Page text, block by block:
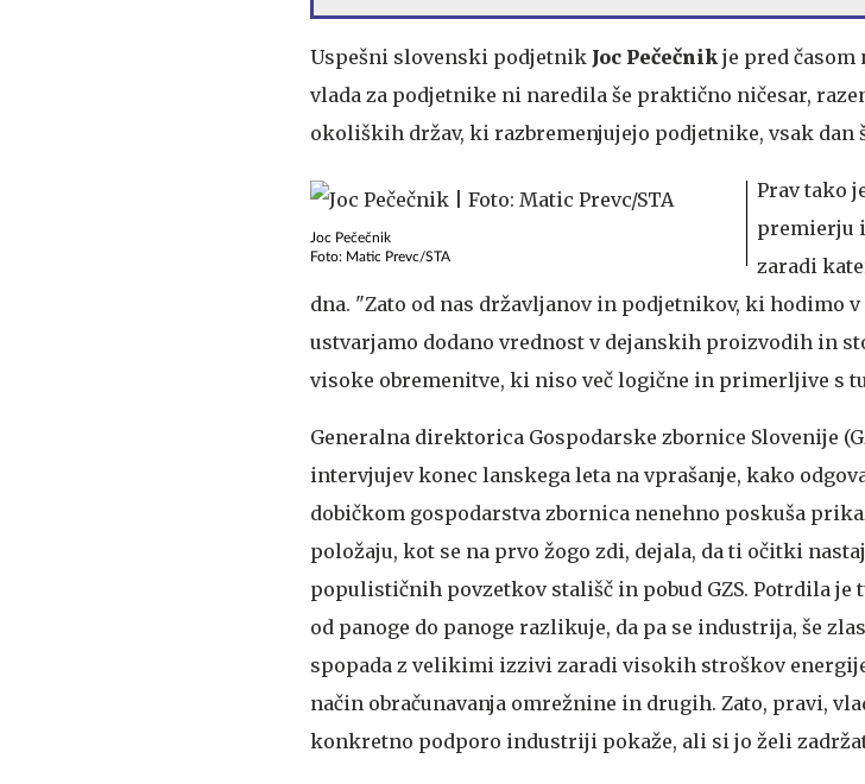
Uspešni slovenski podjetnik Joc Pečečnik je pred
vlada za podjetnike ni naredila še praktično ničesar,
okoliških držav, ki razbremenjujejo podjetnike, vsak dan
Joc Pečečnik
Foto: Matic Prevc/STA
Prav tako
premierju
zaradi
dna. "Zato od nas državljanov in podjetnikov, ki hodimo
ustvarjamo dodano vrednost v dejanskih proizvodih in
visoke obremenitve, ki niso več logične in primerljive s
Generalna direktorica Gospodarske zbornice Slovenije
intervjujev konec lanskega leta na vprašanje, kako
dobičkom gospodarstva zbornica nenehno poskuša
položaju, kot se na prvo žogo zdi, dejala, da ti očitki
populističnih povzetkov stališč in pobud GZS. Potrdila je
od panoge do panoge razlikuje, da pa se industrija, še
spopada z velikimi izzivi zaradi visokih stroškov
način obračunavanja omrežnine in drugih. Zato, pravi,
konkretno podporo industriji pokaže, ali si jo želi